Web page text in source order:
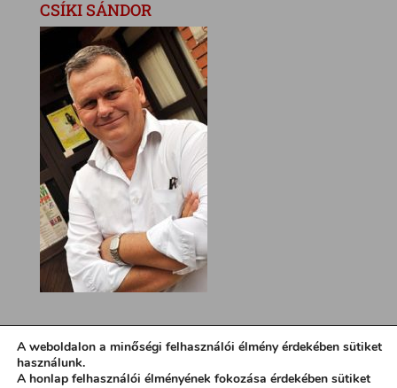
CSÍKI SÁNDOR
A weboldalon a minőségi felhasználói élmény érdekében sütiket
használunk.
A honlap felhasználói élményének fokozása érdekében sütiket